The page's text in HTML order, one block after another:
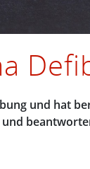
und hat